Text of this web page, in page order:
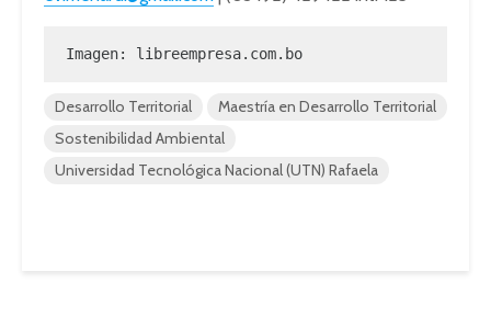
Imagen: libreempresa.com.bo
Desarrollo Territorial
Maestría en Desarrollo Territorial
Sostenibilidad Ambiental
Universidad Tecnológica Nacional (UTN) Rafaela